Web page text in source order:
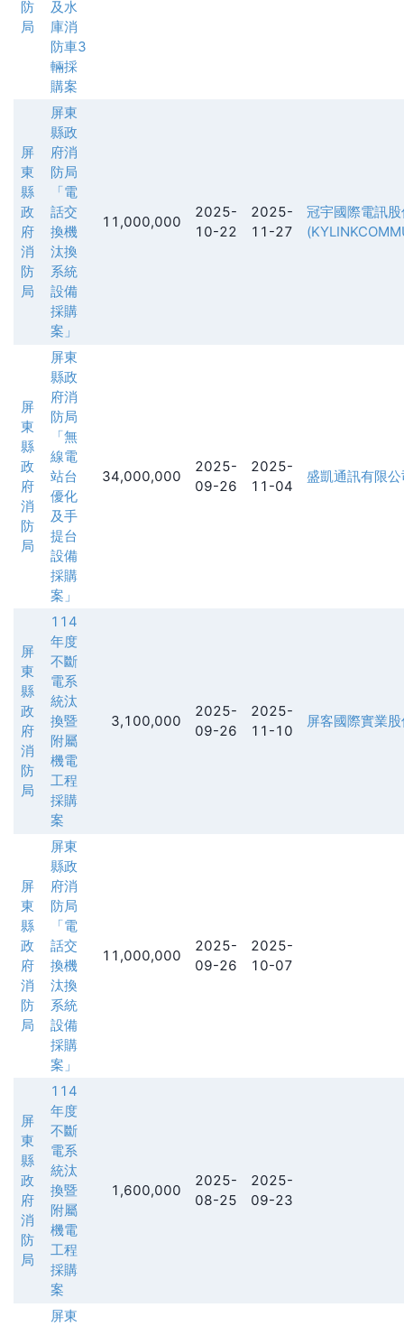
防
局
及水
庫消
防車3
輛採
購案
屏
東
縣
政
府
消
防
局
屏東
縣政
府消
防局
「電
話交
換機
汰換
系統
設備
採購
案」
11,000,000
2025-
10-22
2025-
11-27
冠宇國際電訊
屏
東
縣
政
府
消
防
局
屏東
縣政
府消
防局
「無
線電
站台
優化
及手
提台
設備
採購
案」
34,000,000
2025-
09-26
2025-
11-04
盛凱通訊有限公
屏
東
縣
政
府
消
防
局
114
年度
不斷
電系
統汰
換暨
附屬
機電
工程
採購
案
3,100,000
2025-
09-26
2025-
11-10
屏客國際實業
屏
東
縣
政
府
消
防
局
屏東
縣政
府消
防局
「電
話交
換機
汰換
系統
設備
採購
案」
11,000,000
2025-
09-26
2025-
10-07
屏
東
縣
政
府
消
防
局
114
年度
不斷
電系
統汰
換暨
附屬
機電
工程
採購
案
1,600,000
2025-
08-25
2025-
09-23
屏東